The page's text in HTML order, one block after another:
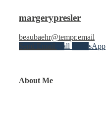
margerypresler
beaubaehr@tempr.email
Send Email
Call WhatsApp
About Me